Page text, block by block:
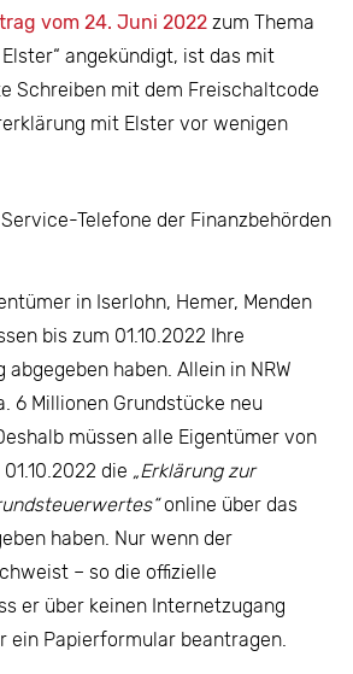
vom 24. Juni 2022 zum Thema
angekündigt, ist das mit
Schreiben mit dem Freischaltcode
mit Elster vor wenigen
Telefone der Finanzbehörden
in Iserlohn, Hemer, Menden
bis zum 01.10.2022 Ihre
haben. Allein in NRW
6 Millionen Grundstücke neu
müssen alle Eigentümer von
die „Erklärung zur
online über das
haben. Nur wenn der
– so die offizielle
er über keinen Internetzugang
ein Papierformular beantragen.